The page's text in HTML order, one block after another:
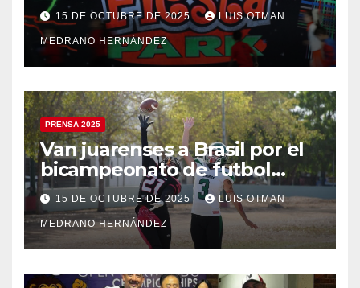
15 DE OCTUBRE DE 2025 LUIS OTMAN
MEDRANO HERNÁNDEZ
PRENSA 2025
Van juarenses a Brasil por el
bicampeonato de futbol
americano
15 DE OCTUBRE DE 2025 LUIS OTMAN
MEDRANO HERNÁNDEZ